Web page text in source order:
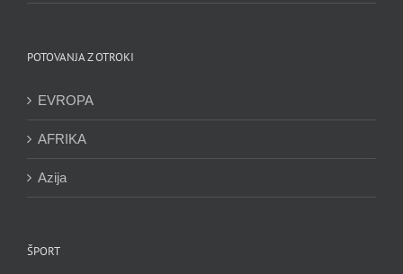
POTOVANJA Z OTROKI
EVROPA
AFRIKA
Azija
ŠPORT